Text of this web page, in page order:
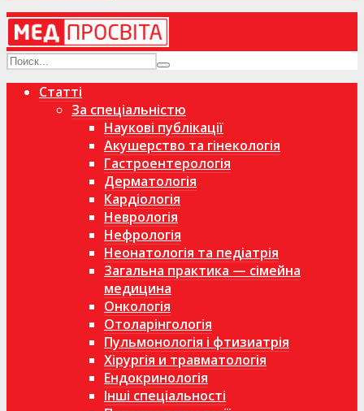
Статті
За спеціальністю
Наукові публікації
Акушерство та гінекологія
Гастроентерологія
Дерматологія
Кардіологія
Неврологія
Нефрологія
Неонатологія та педіатрія
Загальна практика — сімейна
медицина
Онкологія
Отоларінгологія
Пульмонологія і фтизиатрія
Хірургія и травматологія
Ендокринологія
Інші спеціальності